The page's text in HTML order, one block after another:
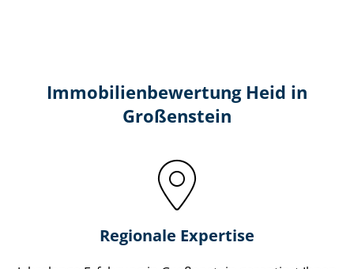
Immobilien­bewertung Heid in
Großenstein
Regionale Expertise